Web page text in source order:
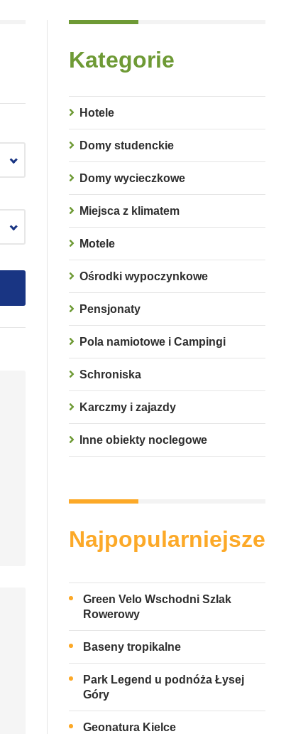
Kategorie
Hotele
Domy studenckie
Domy wycieczkowe
Miejsca z klimatem
Motele
Ośrodki wypoczynkowe
Pensjonaty
Pola namiotowe i Campingi
Schroniska
Karczmy i zajazdy
Inne obiekty noclegowe
Najpopularniejsze
Green Velo Wschodni Szlak
Rowerowy
Baseny tropikalne
Park Legend u podnóża Łysej
Góry
Geonatura Kielce